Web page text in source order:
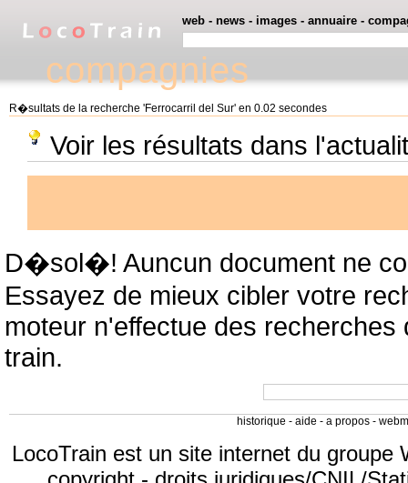
compagnies
web - news - images - annuaire -
R�sultats de la recherche 'Ferrocarril del Sur' en 0.02 secondes
Voir les résultats dans
D�sol�! Auncun document ne
Essayez de mieux cibler votre
moteur n'effectue des recherches
train.
historique - aide - a propos-
LocoTrain est un site internet du groupe